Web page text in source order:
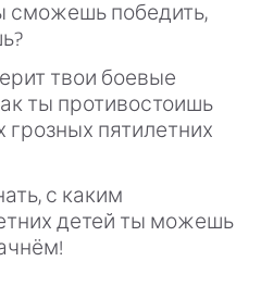
сможешь победить,
твои боевые
ты противостоишь
пятилетних
с каким
детей ты можешь